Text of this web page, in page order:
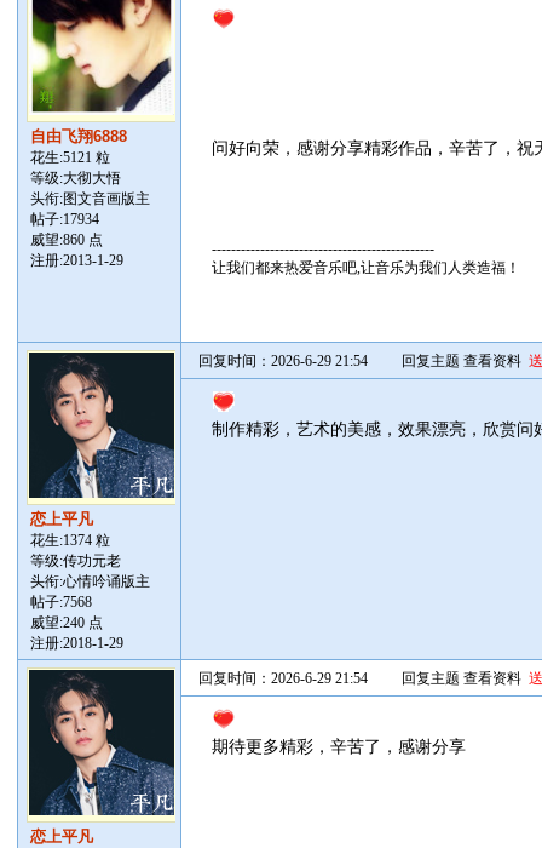
自由飞翔6888
花生:5121 粒
等级:大彻大悟
头衔:图文音画版主
帖子:17934
威望:860 点
注册:2013-1-29
问好向荣，感谢分享精彩作品，辛苦了，祝
----------------------------------------------
让我们都来热爱音乐吧,让音乐为我们人类造福！
恋上平凡
花生:1374 粒
等级:传功元老
头衔:心情吟诵版主
帖子:7568
威望:240 点
注册:2018-1-29
回复时间：2026-6-29 21:54 回复主题 查看资料
制作精彩，艺术的美感，效果漂亮，欣赏问
恋上平凡
回复时间：2026-6-29 21:54 回复主题 查看资料
期待更多精彩，辛苦了，感谢分享